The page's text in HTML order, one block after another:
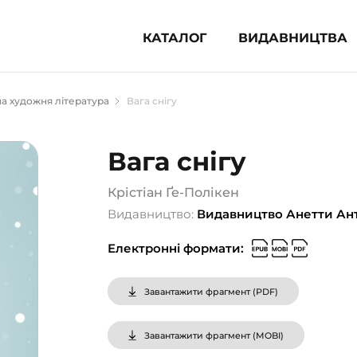
КАТАЛОГ ВИДАВНИЦТВА
література (1854)
для підлітків (240)
популярна література (1015)
література та посібники
довідники, словники
сертифікати (1)
художня література Вага снігу
Вага снігу
Крістіан Ґе-Полікен
Видавництво: Видавництво Анетти
Електронні формати:
Завантажити фрагмент (PDF)
Завантажити фрагмент (MOBI)